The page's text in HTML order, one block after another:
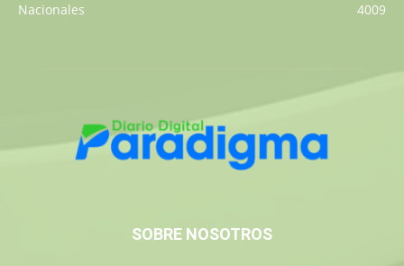
Nacionales
4009
SOBRE NOSOTROS